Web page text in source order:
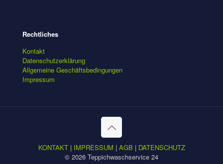
Rechtliches
Kontakt
Datenschutzerklärung
Allgemeine Geschäftsbedingungen
Impressum
KONTAKT| IMPRESSUM | AGB | DATENSCHUTZ
© 2026 Teppichwaschservice 24